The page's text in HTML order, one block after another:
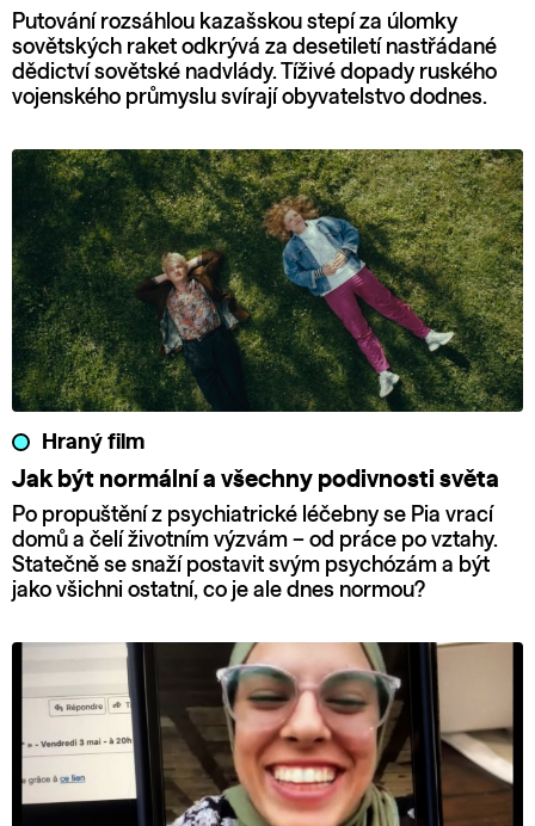
Putování rozsáhlou kazašskou stepí za úlomky
sovětských raket odkrývá za desetiletí nastřádané
dědictví sovětské nadvlády. Tíživé dopady ruského
vojenského průmyslu svírají obyvatelstvo dodnes.
Hraný film
Jak být normální a všechny podivnosti světa
Po propuštění z psychiatrické léčebny se Pia vrací
domů a čelí životním výzvám – od práce po vztahy.
Statečně se snaží postavit svým psychózám a být
jako všichni ostatní, co je ale dnes normou?